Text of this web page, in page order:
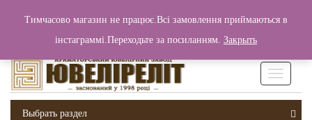
Вход / Регистрация 0 грн.
Выбрать раздел
Тимчасово магазин не працює.Всі замовлення приймаються в
інстаграммі.Переходьте за посиланням. Закрыть